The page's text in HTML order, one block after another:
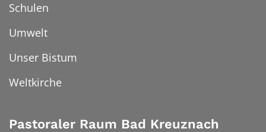
Schulen
Umwelt
Unser Bistum
Weltkirche
Pastoraler Raum Bad Kreuznach